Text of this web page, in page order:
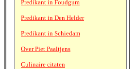
Predikant in Foudgum
Predikant in Den Helder
Predikant in Schiedam
Over Piet Paaltjens
Culinaire citaten